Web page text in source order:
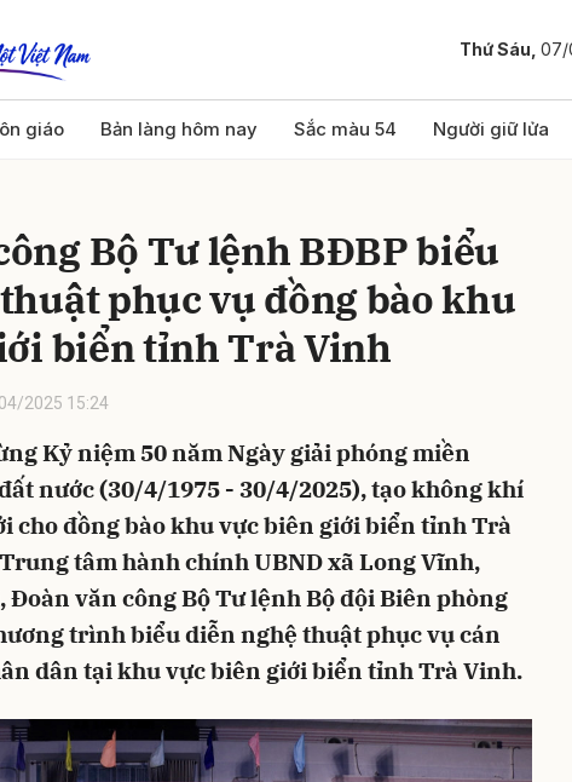
Thứ Sáu, 07/
giáo Bản làng hôm nay Sắc màu 54 Người giữ lửa
Bộ Tư lệnh BĐBP biểu
phục vụ đồng bào khu
biển tỉnh Trà Vinh
2025 15:24
Kỷ niệm 50 năm Ngày giải phóng miền
nước (30/4/1975 - 30/4/2025), tạo không khí
cho đồng bào khu vực biên giới biển tỉnh Trà
tâm hành chính UBND xã Long Vĩnh,
Đoàn văn công Bộ Tư lệnh Bộ đội Biên phòng
trình biểu diễn nghệ thuật phục vụ cán
dân tại khu vực biên giới biển tỉnh Trà Vinh.
Gửi bình luận